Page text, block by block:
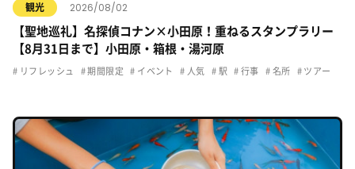
観光 2026/08/02
【聖地巡礼】名探偵コナン×小田原！重ねるスタンプラリー
【8月31日まで】小田原・箱根・湯河原
リフレッシュ 期間限定 イベント 人気 駅 行事 名所 ツアー